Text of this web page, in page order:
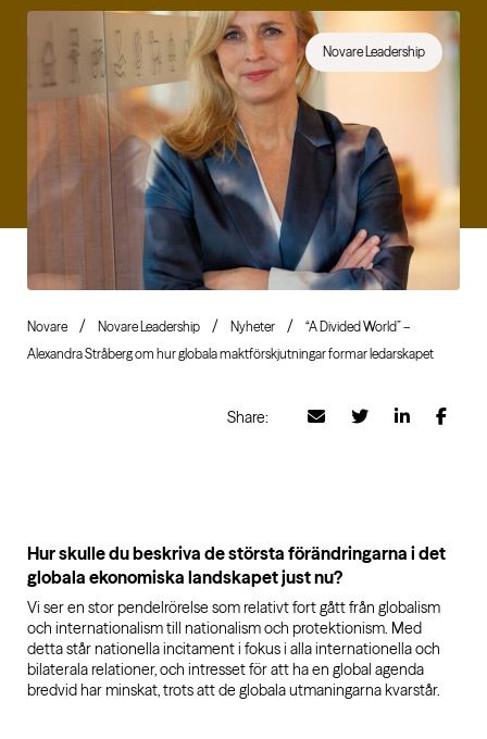
Novare Leadership
Novare Novare Leadership Nyheter
“A Divided World” –
Alexandra Stråberg om hur globala maktförskjutningar formar ledarskapet
Share:
Hur skulle du beskriva de största förändringarna i det
globala ekonomiska landskapet just nu?
Vi ser en stor pendelrörelse som relativt fort gått från globalism
och internationalism till nationalism och protektionism. Med
detta står nationella incitament i fokus i alla internationella och
bilaterala relationer, och intresset för att ha en global agenda
bredvid har minskat, trots att de globala utmaningarna kvarstår.